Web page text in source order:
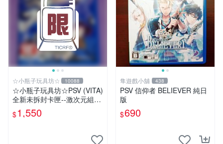
☆小瓶子玩具坊☆ 10088
☆小瓶子玩具坊☆PSV (VITA)
全新未拆封卡匣--激次元組合
戰機少女 VS 殭屍軍團 中文
版
$1,550
隼遊戲小舖 438
PSV 信仰者 BELIEVER 純日
版
$690